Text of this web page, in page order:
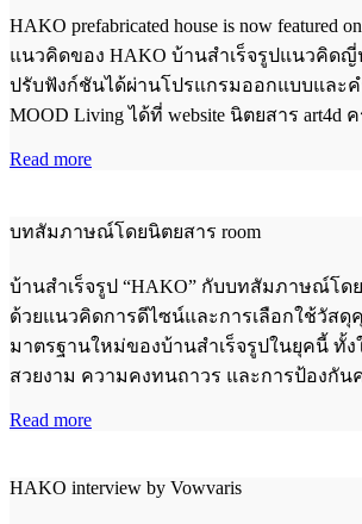
HAKO prefabricated house is now featured
แนวคิดของ HAKO บ้านสำเร็จรูปแนวคิด
ปรับฟังก์ชันได้ผ่านโปรแกรมออกแบบและ
MOOD Living ได้ที่ website นิตยสาร art4d
Read more
บทสัมภาษณ์โดยนิตยสาร room
บ้านสำเร็จรูป “HAKO” กับบทสัมภาษณ์โด
ด้วยแนวคิดการดีไซน์และการเลือกใช้วัส
มาตรฐานใหม่ของบ้านสำเร็จรูปในยุคนี้ ทั้ง
สวยงาม ความคงทนถาวร และการป้องกัน
Read more
HAKO interview by Vowvaris